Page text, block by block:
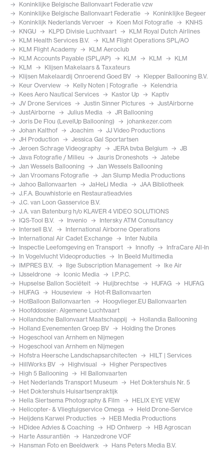
Koninklijke Belgische Ballonvaart Federatie vzw
Koninklijke Belgische Ballonvaart Federatie
Koninklijke Begeer
Koninklijk Nederlands Vervoer
Koen Mol Fotografie
KNHS
KNGU
KLPD Divisie Luchtvaart
KLM Royal Dutch Airlines
KLM Health Services B.V.
KLM Flight Operations SPL/AO
KLM Flight Academy
KLM Aeroclub
KLM Accounts Payable (SPL/AP)
KLM KLM
KLM
KLM
Klijsen Makelaars & Taxateurs
Klijsen Makelaardij Onroerend Goed BV
Klepper Ballooning B.V.
Keur Overview
Kelly Noten | Fotografie
Kelendria
Kees Aero Nautical Services
Kastor Up
Kaptiv
JV Drone Services
Justin Sinner Pictures
JustAirborne
JustAirborne
Julius Media
JR Ballooning
Joris De Flou (LevelUp Ballooning)
johankezer.com
Johan Kalthof
Joachim
JJ Video Productions
JH Production
Jessica Gal Sportartsen
Jeroen Schrage Videography
JERA bvba Belgium
JB
Java Fotografie / Milieu
Jauris Droneshots
Jatebe
Jan Wessels Ballooning
Jan Wessels Ballooning
Jan Vroomans Fotografie
Jan Slump Media Productions
Jahoo Ballonvaarten
JaHeLi Media
JAA Bibliotheek
J.F.A. Bouwhistorie en Restauratieadvies
J.C. van Loon Gasservice B.V.
J.A. van Batenburg h/o KLAVER 4 VIDEO SOLUTIONS
IQS-Tool B.V.
Invenio
Intersky ATM Consultancy
Intersell B.V.
International Airborne Operations
International Air Cadet Exchange
Inter Nubila
Inspectie Leefomgeving en Transport
Innofly
InfraCare All-In
In Vogelvlucht Videoproducties
In Beeld Multimedia
IMPRES B.V.
Ilge Subscription Management
Ike Air
IJsseldrone
Iconic Media
I.P.P.C.
Hupselse Ballon Sociëteit
Huijbrechtse HUFAG
HUFAG
HUFAG
Houseview
Hot-R Ballonvaarten
HotBalloon Ballonvaarten
Hoogvlieger.EU Ballonvaarten
Hoofddossier: Algemene Luchtvaart
Hollandsche Ballonvaart Maatschappij
Hollandia Ballooning
Holland Evenementen Groep BV
Holding the Drones
Hogeschool van Arnhem en Nijmegen
Hogeschool van Arnhem en Nijmegen
Hofstra Heersche Landschapsarchitecten
HILT | Services
HillWorks BV
Highvisual
Higher Perspectives
High 5 Ballooning
HI Ballonvaarten
Het Nederlands Transport Museum
Het Doktershuis Nr. 5
Het Doktershuis Huisartsenpraktijk
Hella Siertsema Photography & Film
HELIX EYE VIEW
Helicopter- & Vliegtuigservice Omega
Held Drone-Service
Heijdens Karwei Producties
HEB Media Productions
HDidee Advies & Coaching
HD Ontwerp
HB Agroscan
Harte Assurantiën
Hanzedrone VOF
Hansman Foto en Beeldwerk
Hans Peters Media B.V.